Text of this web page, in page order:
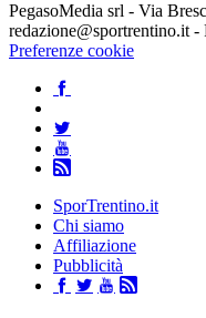
PegasoMedia srl - Via
redazione@sportrentino.it -
Preferenze cookie
SporTrentino.it
Chi siamo
Affiliazione
Pubblicità